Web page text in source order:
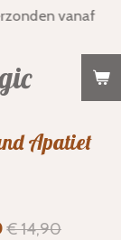
vanaf
Apatiet
€ 14,90